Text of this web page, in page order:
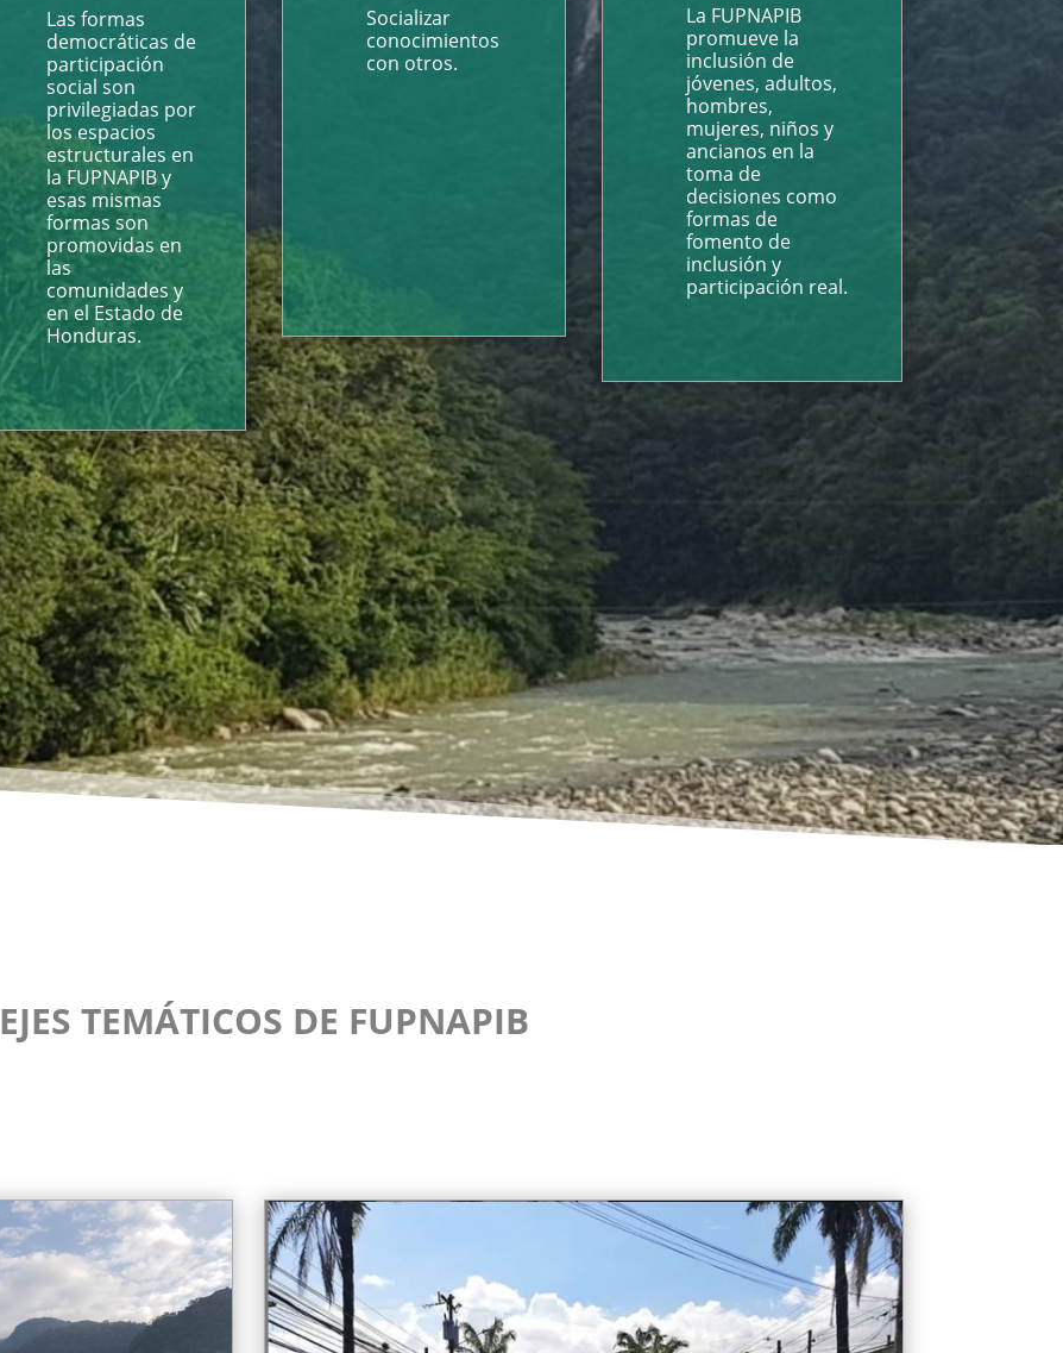
Las formas
democráticas de
participación
social son
privilegiadas por
los espacios
estructurales en
la FUPNAPIB y
esas mismas
formas son
promovidas en
las
comunidades y
en el Estado de
Honduras.
Socializar
conocimientos
con otros.
La FUPNAPIB
promueve la
inclusión de
jóvenes, adultos,
hombres,
mujeres, niños y
ancianos en la
toma de
decisiones como
formas de
fomento de
inclusión y
participación real.
EJES TEMÁTICOS DE FUPNAPIB